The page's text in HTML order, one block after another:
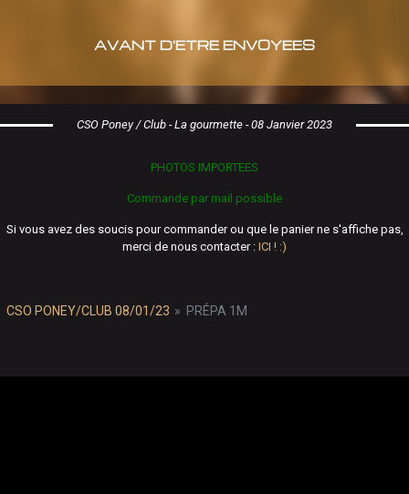
AVANT D'ETRE ENVOYEES
CSO Poney / Club - La gourmette - 08 Janvier 2023
PHOTOS IMPORTEES
Commande par mail possible
Si vous avez des soucis pour commander ou que le panier ne s'affiche pas,
merci de nous contacter : ICI ! :)
CSO PONEY/CLUB 08/01/23 » PRÉPA 1M